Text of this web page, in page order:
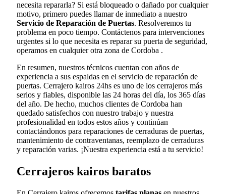
necesita repararla? Si está bloqueado o dañado por cualquier
motivo, primero puedes llamar de inmediato a nuestro
Servicio de Reparación de Puertas. Resolveremos tu
problema en poco tiempo. Contáctenos para intervenciones
urgentes si lo que necesita es reparar su puerta de seguridad,
operamos en cualquier otra zona de Cordoba .
En resumen, nuestros técnicos cuentan con años de
experiencia a sus espaldas en el servicio de reparación de
puertas. Cerrajero kairos 24hs es uno de los cerrajeros más
serios y fiables, disponible las 24 horas del día, los 365 días
del año. De hecho, muchos clientes de Cordoba han
quedado satisfechos con nuestro trabajo y nuestra
profesionalidad en todos estos años y continúan
contactándonos para reparaciones de cerraduras de puertas,
mantenimiento de contraventanas, reemplazo de cerraduras
y reparación varias. ¡Nuestra experiencia está a tu servicio!
Cerrajeros kairos baratos